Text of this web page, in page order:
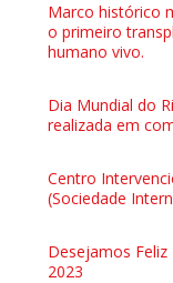
Marco histórico
o primeiro
humano vivo.
Dia Mundial do
realizada em
Centro
(Sociedade
Desejamos Feliz
2023